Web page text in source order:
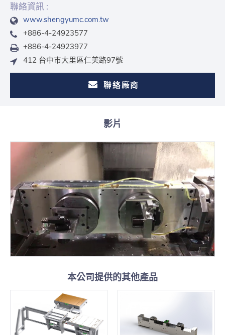
聯絡資訊 :
www.shengyumc.com.tw
+886-4-24923577
+886-4-24923977
412 台中市大里區仁美路97號
聯絡廠商
影片
本公司提供的其他產品